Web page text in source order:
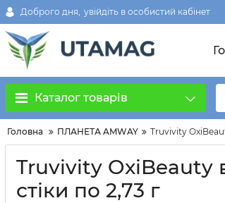
Доброго дня, увійдіть в особистий кабінет
Каталог товарів
Головна ПЛАНЕТА AMWAY Truvivity
Truvivity OxiBeauty
стіки по 2,73 г